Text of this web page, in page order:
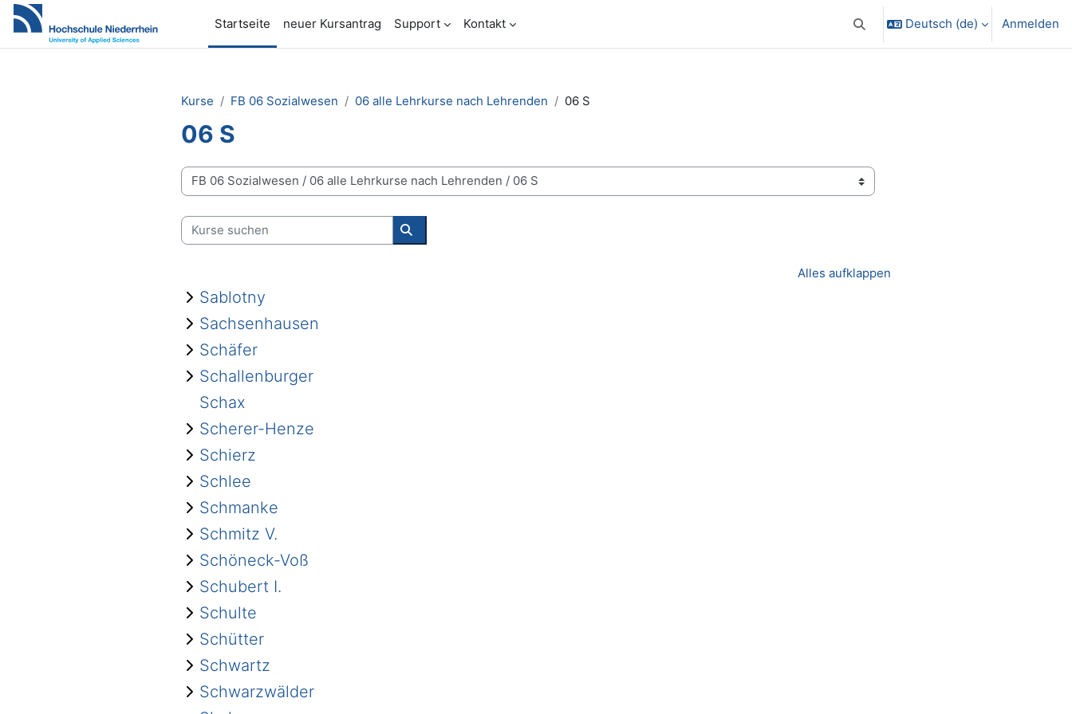
Zum Hauptinhalt
Startseite
neuer Kursantrag Support Kontakt Sucheingabe umschalten
Deutsch ‎(de)‎ Anmelden
Kurse FB 06 Sozialwesen 06 alle Lehrkurse nach Lehrenden 06 S
06 S
Kursbereiche
Kurse suchen
Kurse suchen
Alles aufklappen
Sablotny
Sachsenhausen
Schäfer
Schallenburger
Schax
Scherer-Henze
Schierz
Schlee
Schmanke
Schmitz V.
Schöneck-Voß
Schubert I.
Schulte
Schütter
Schwartz
Schwarzwälder